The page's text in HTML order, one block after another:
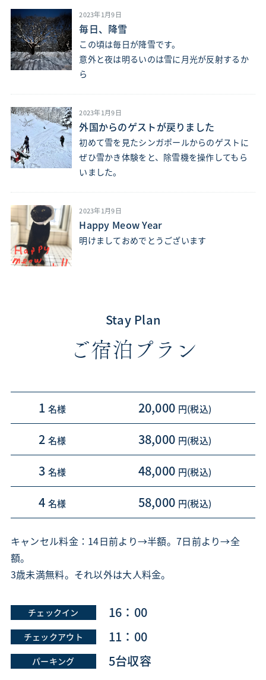
2023年1月9日
毎日、降雪
この頃は毎日が降雪です。
意外と夜は明るいのは雪に月光が反射するか
ら
2023年1月9日
外国からのゲストが戻りました
初めて雪を見たシンガポールからのゲストに
ぜひ雪かき体験をと、除雪機を操作してもら
いました。
2023年1月9日
Happy Meow Year
明けましておめでとうございます
Stay Plan
ご宿泊プラン
1
20,000
2
38,000
3
48,000
4
58,000
キャンセル料金：14日前より→半額。7日前より→全
額。
3歳未満無料。それ以外は大人料金。
16：00
11：00
5台収容